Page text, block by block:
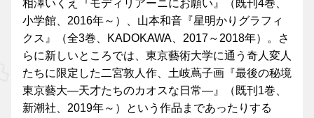
相澤いくえ『モディリアーニにお願い』（既刊4巻、
小学館、2016年～）、山本和音『星明かりグラフィ
クス』（全3巻、KADOKAWA、2017～2018年）。さ
らに新しいところでは、東京藝術大学に通う奇人変人
たちに限定した二宮敦人作、土岐蔦子画『最後の秘境
東京藝大―天才たちのカオスな日常―』（既刊1巻、
新潮社、2019年～）という作品まであったりする